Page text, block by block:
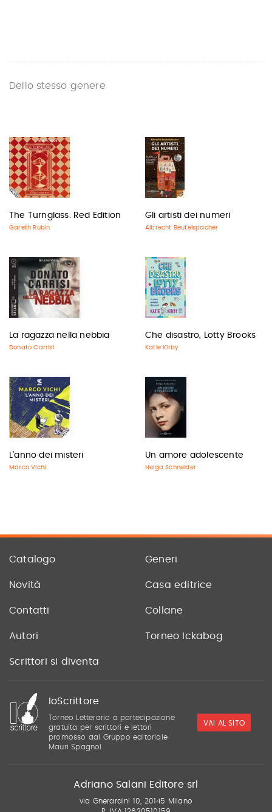
Dello stesso genere
The Turnglass. Red Edition
Gareth Rubin
Gli artisti dei numeri
Albrecht Beutelspacher
La ragazza nella nebbia
Donato Carrisi
Che disastro, Lotty Brooks
Katie Kirby
L'anno dei misteri
Marco Vichi
Un amore adolescente
Helga Schneider
Catalogo Generi
Novità Casa editrice
Contatti Collane
Autori Torneo Ickabog
Scrittori si diventa
IoScrittore
Torneo Letterario a partecipazione
gratuita per scrittori e lettori
promosso dal Gruppo editoriale
Mauri Spagnol
VAI AL SITO
Adriano Salani Editore srl
via Gherardini 10, 20145 Milano